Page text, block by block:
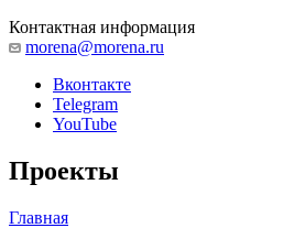
Контактная информация
morena@morena.ru
Вконтакте
Telegram
YouTube
Проекты
Главная